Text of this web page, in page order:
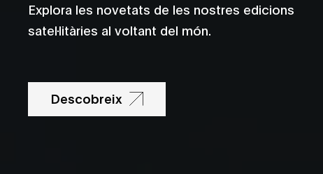
Explora les novetats de les nostres edicions
satel·litàries al voltant del món.
Descobreix